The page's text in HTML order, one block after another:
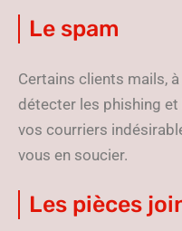
Le spam
Certains clients mails,
détecter les phishing
vos courriers
vous en soucier.
Les pièces